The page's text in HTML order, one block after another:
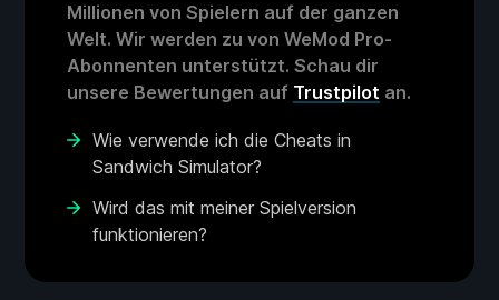
Millionen von Spielern auf der ganzen
Welt. Wir werden zu von WeMod Pro-
Abonnenten unterstützt. Schau dir
unsere Bewertungen auf Trustpilot an.
Wie verwende ich die Cheats in
Sandwich Simulator?
Wird das mit meiner Spielversion
funktionieren?